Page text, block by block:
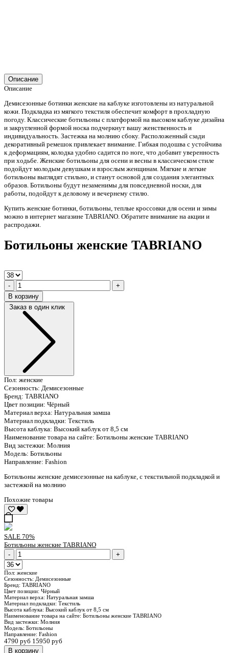
Описание
Описание
Демисезонные ботинки женские на каблуке изготовлены из натуральной
кожи. Подкладка из мягкого текстиля обеспечит комфорт в прохладную
погоду. Классические ботильоны с платформой на высоком каблуке дизайна
и закругленной формой носка подчеркнут вашу женственность и
индивидуальность. Застежка на молнию сбоку. Расположенный сзади
декоративный ремешок привлекает внимание. Гибкая подошва с устойчива
к деформациям, колодка удобно садится по ноге, что добавит уверенность
при ходьбе. Женские ботильоны для осени и весны в классическом стиле
подойдут молодым девушкам и взрослым женщинам. Мягкие и легкие
ботильоны выглядят стильно, и станут основой для создания элегантных
образов. Ботильоны будут незаменимы для повседневной носки, для
работы, подойдут к деловому и вечернему стилю.
Купить женские ботинки, ботильоны, теплые кроссовки для осени и зимы
можно в интернет магазине TABRIANO. Обратите внимание на акции и
распродажи.
Ботильоны женские TABRIANO
-
+
В корзину
Заказ в один клик
Пол: женские
Сезонность: Демисезонные
Бренд: TABRIANO
Цвет позиции: Чёрный
Материал верха: Натуральная замша
Материал подкладки: Текстиль
Высота каблука: Высокий каблук от 8,5 см
Наименование товара на сайте: Ботильоны женские TABRIANO
Вид застежки: Молния
Модель: Ботильоны
Направление: Fashion
Ботильоны женские демисезонные на каблуке, с текстильной подкладкой и
застежкой на молнию
Похожие товары
SALE 70%
Ботильоны женские TABRIANO
-
+
Пол: женские
Сезонность: Демисезонные
Бренд: TABRIANO
Цвет позиции: Чёрный
Материал верха: Натуральная замша
Материал подкладки: Текстиль
Высота каблука: Высокий каблук от 8,5 см
Наименование товара на сайте: Ботильоны женские TABRIANO
Вид застежки: Молния
Модель: Ботильоны
Направление: Fashion
4790 руб 15950 руб
В корзину